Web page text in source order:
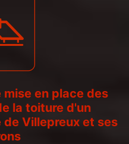
en place des
la toiture d'un
de Villepreux et ses